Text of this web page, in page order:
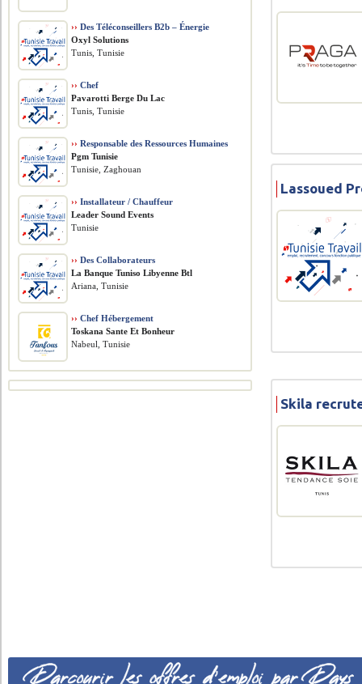
Lassoued
Skila
›› Des Téléconseillers B2b – Énergie
Oxyl Solutions
Tunis, Tunisie
›› Chef
Pavarotti Berge Du Lac
Tunis, Tunisie
›› Responsable des Ressources Humaines
Pgm Tunisie
Tunisie, Zaghouan
›› Installateur / Chauffeur
Leader Sound Events
Tunisie
›› Des Collaborateurs
La Banque Tuniso Libyenne Btl
Ariana, Tunisie
›› Chef Hébergement
Toskana Sante Et Bonheur
Nabeul, Tunisie